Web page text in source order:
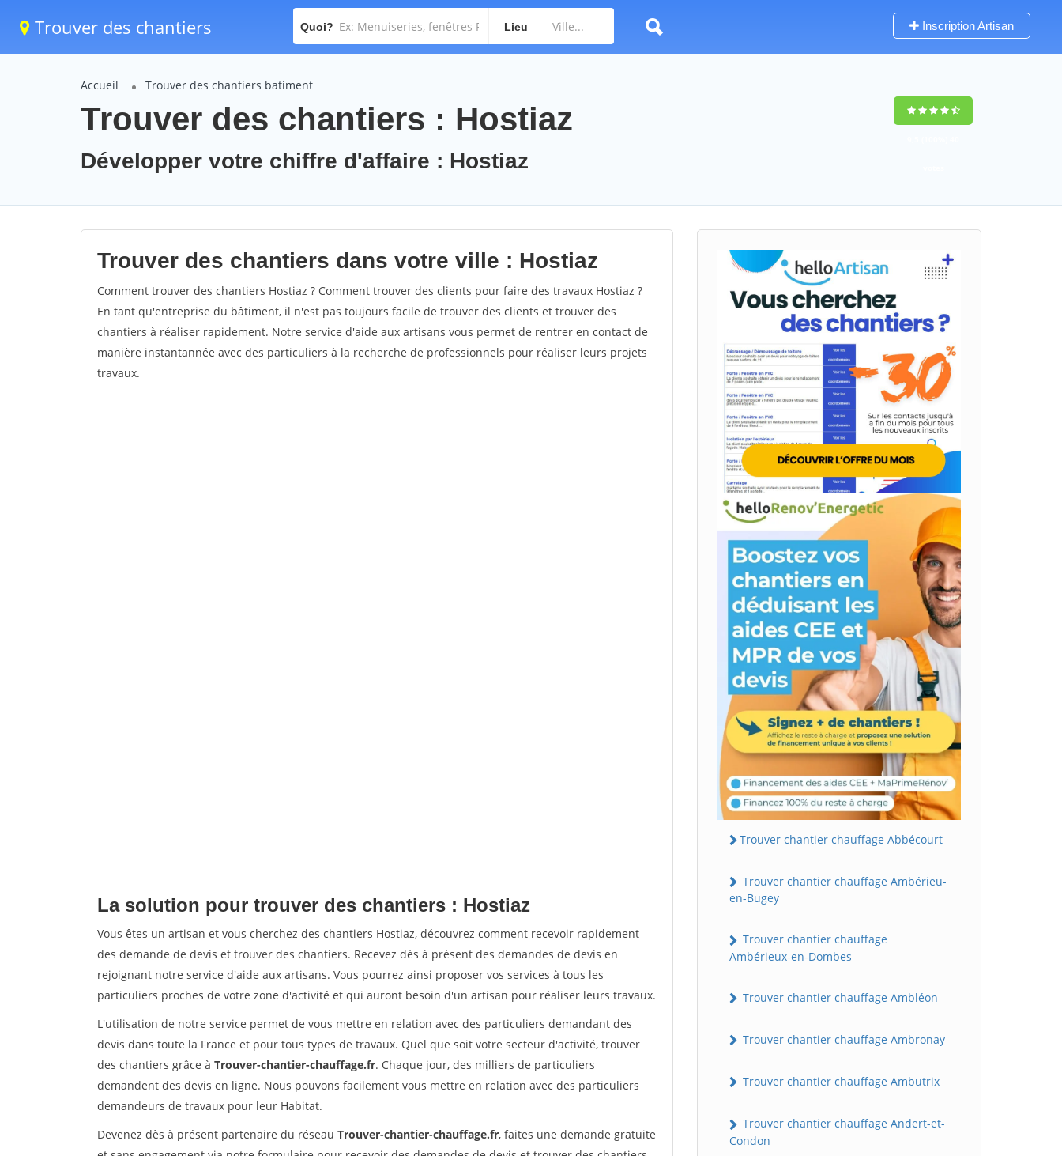
Trouver des chantiers Quoi? Lieu Inscription Artisan
Accueil Trouver des chantiers batiment
Trouver des chantiers : Hostiaz
Développer votre chiffre d'affaire : Hostiaz
Trouver des chantiers dans votre ville : Hostiaz
Comment trouver des chantiers Hostiaz ? Comment trouver des clients pour faire des travaux Hostiaz ?
En tant qu'entreprise du bâtiment, il n'est pas toujours facile de trouver des clients et trouver des
chantiers à réaliser rapidement. Notre service d'aide aux artisans vous permet de rentrer en contact de
manière instantannée avec des particuliers à la recherche de professionnels pour réaliser leurs projets
travaux.
La solution pour trouver des chantiers : Hostiaz
Vous êtes un artisan et vous cherchez des chantiers Hostiaz, découvrez comment recevoir rapidement
des demande de devis et trouver des chantiers. Recevez dès à présent des demandes de devis en
rejoignant notre service d'aide aux artisans. Vous pourrez ainsi proposer vos services à tous les
particuliers proches de votre zone d'activité et qui auront besoin d'un artisan pour réaliser leurs travaux.
L'utilisation de notre service permet de vous mettre en relation avec des particuliers demandant des
devis dans toute la France et pour tous types de travaux. Quel que soit votre secteur d'activité, trouver
des chantiers grâce à Trouver-chantier-chauffage.fr. Chaque jour, des milliers de particuliers
demandent des devis en ligne. Nous pouvons facilement vous mettre en relation avec des particuliers
demandeurs de travaux pour leur Habitat.
Devenez dès à présent partenaire du réseau Trouver-chantier-chauffage.fr, faites une demande gratuite
Trouver chantier chauffage Abbécourt
Trouver chantier chauffage Ambérieu-
en-Bugey
Trouver chantier chauffage
Ambérieux-en-Dombes
Trouver chantier chauffage Ambléon
Trouver chantier chauffage Ambronay
Trouver chantier chauffage Ambutrix
Trouver chantier chauffage Andert-et-
Condon